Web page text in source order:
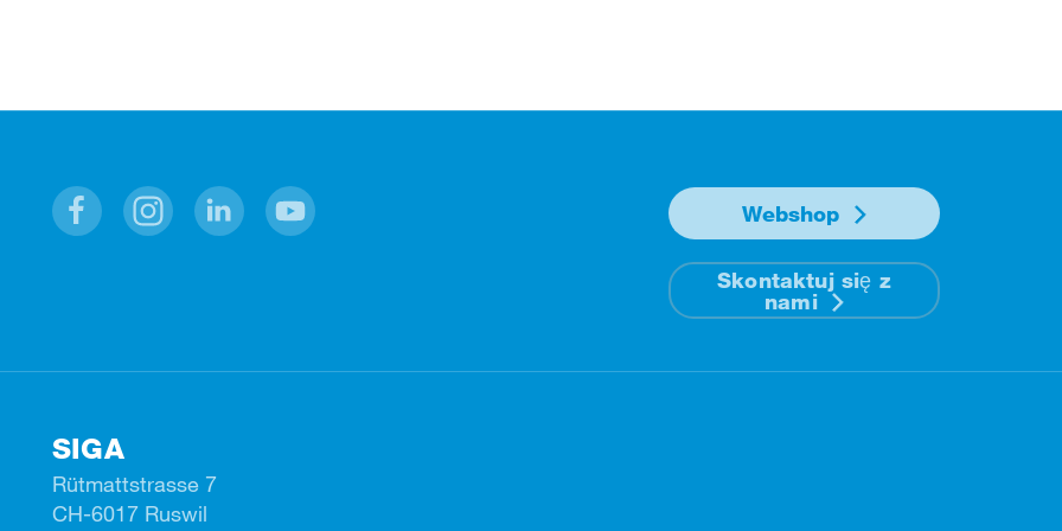
Webshop
Skontaktuj się z
nami
SIGA
Rütmattstrasse 7
CH-6017 Ruswil